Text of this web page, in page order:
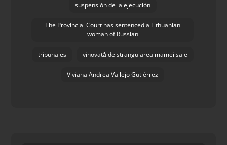
suspensión de la ejecución
The Provincial Court has sentenced a Lithuanian
woman of Russian
tribunales vinovată de strangularea mamei sale
Viviana Andrea Vallejo Gutiérrez